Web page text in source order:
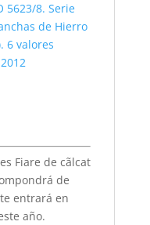
5623/8. Serie
de Hierro
6 valores
Fiare de cãlcat
de
entrará en
año.